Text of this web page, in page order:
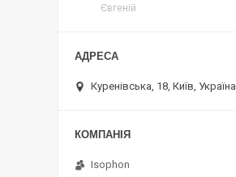
Євгеній
Куренівська, 18, Київ, Україна
Isophon